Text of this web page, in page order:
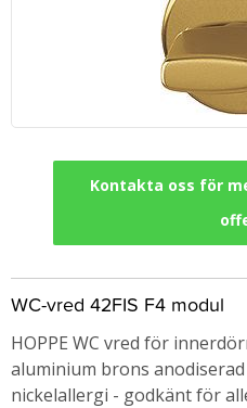
Kontakta oss för
WC-vred 42FIS F4 modul
HOPPE WC vred för
aluminium brons
nickelallergi - godkänt för